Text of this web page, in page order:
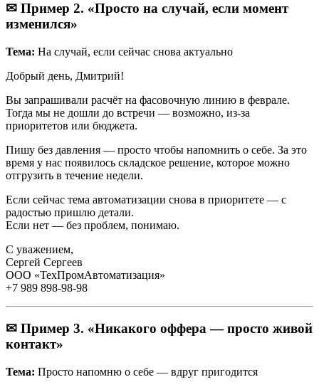
✉ Пример 2. «Просто на случай, если момент
изменился»
Тема: На случай, если сейчас снова актуально
Добрый день, Дмитрий!
Вы запрашивали расчёт на фасовочную линию в феврале.
Тогда мы не дошли до встречи — возможно, из-за
приоритетов или бюджета.
Пишу без давления — просто чтобы напомнить о себе. За это
время у нас появилось складское решение, которое можно
отгрузить в течение недели.
Если сейчас тема автоматизации снова в приоритете — с
радостью пришлю детали.
Если нет — без проблем, понимаю.
С уважением,
Сергей Сергеев
ООО «ТехПромАвтоматизация»
+7 989 898-98-98
✉ Пример 3. «Никакого оффера — просто живой
контакт»
Тема: Просто напомню о себе — вдруг пригодится